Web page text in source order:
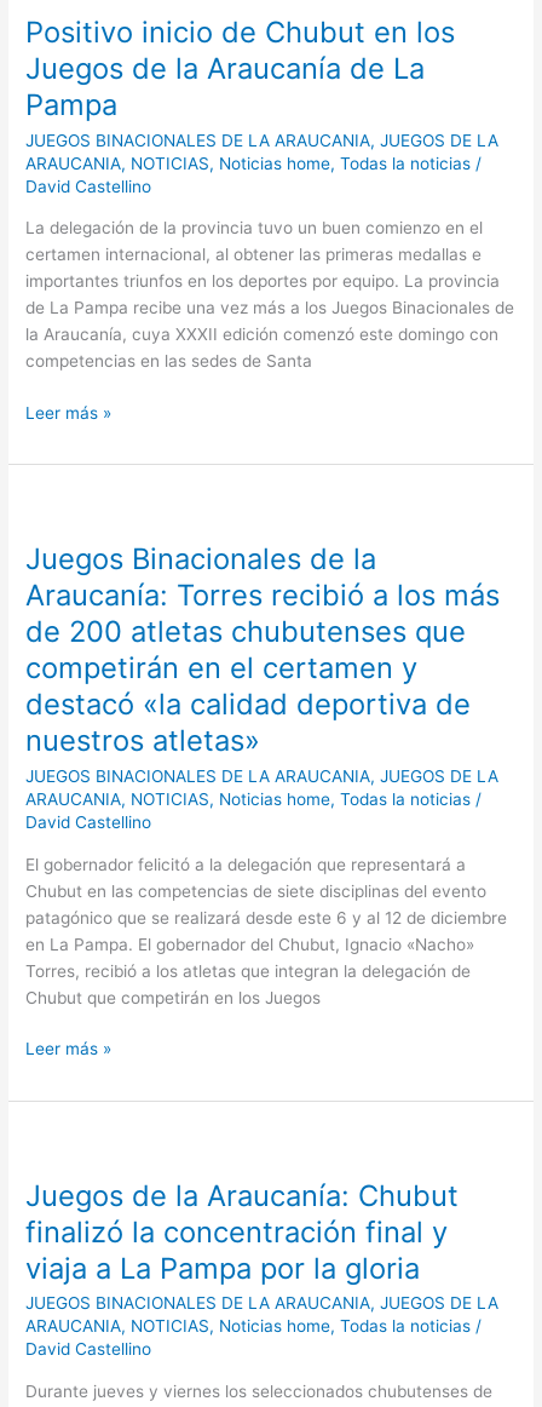
Positivo inicio de Chubut en los
Juegos de la Araucanía de La
Pampa
JUEGOS BINACIONALES DE LA ARAUCANIA,JUEGOS DE LA
ARAUCANIA, NOTICIAS, Noticias home,Todas la noticias /
David Castellino
La delegación de la provincia tuvo un buen comienzo en el
certamen internacional, al obtener las primeras medallas e
importantes triunfos en los deportes por equipo. La provincia
de La Pampa recibe una vez más a los Juegos Binacionales de
la Araucanía, cuya XXXII edición comenzó este domingo con
competencias en las sedes de Santa
de
Chubut
en
los
Juegos
de
la
Pampa
Leer más »
Juegos Binacionales de la
Araucanía: Torres recibió a los más
de 200 atletas chubutenses que
competirán en el certamen y
destacó «la calidad deportiva de
nuestros atletas»
JUEGOS BINACIONALES DE LA ARAUCANIA,JUEGOS DE LA
ARAUCANIA, NOTICIAS, Noticias home,Todas la noticias /
David Castellino
El gobernador felicitó a la delegación que representará a
Chubut en las competencias de siete disciplinas del evento
patagónico que se realizará desde este 6 y al 12 de diciembre
en La Pampa. El gobernador del Chubut, Ignacio «Nacho»
Torres, recibió a los atletas que integran la delegación de
Chubut que competirán en los Juegos
de
la
Araucanía:
Torres
recibió
los
más
de
200
atletas
que
competirán
en
el
certamen
y
«la
atletas»
Leer más »
Juegos de la Araucanía: Chubut
finalizó la concentración final y
viaja a La Pampa por la gloria
JUEGOS BINACIONALES DE LA ARAUCANIA,JUEGOS DE LA
ARAUCANIA, NOTICIAS, Noticias home,Todas la noticias /
David Castellino
Durante jueves y viernes los seleccionados chubutenses de
la
Araucanía:
Chubut
finalizó
la
concentración
final